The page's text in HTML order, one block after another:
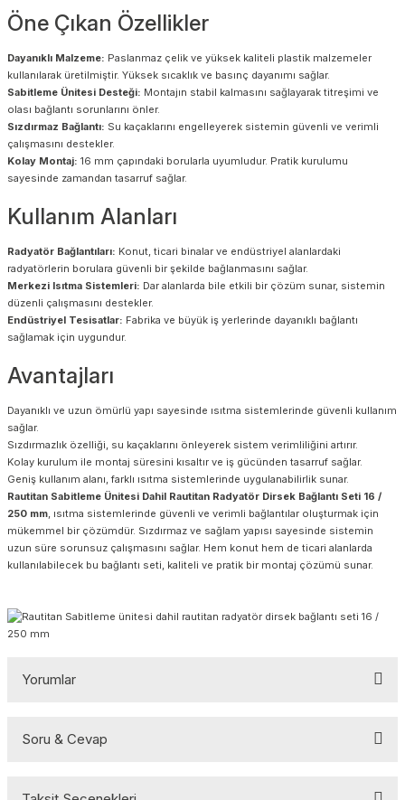
Öne Çıkan Özellikler
Dayanıklı Malzeme: Paslanmaz çelik ve yüksek kaliteli plastik malzemeler
kullanılarak üretilmiştir. Yüksek sıcaklık ve basınç dayanımı sağlar.
Sabitleme Ünitesi Desteği: Montajın stabil kalmasını sağlayarak titreşimi ve
olası bağlantı sorunlarını önler.
Sızdırmaz Bağlantı: Su kaçaklarını engelleyerek sistemin güvenli ve verimli
çalışmasını destekler.
Kolay Montaj: 16 mm çapındaki borularla uyumludur. Pratik kurulumu
sayesinde zamandan tasarruf sağlar.
Kullanım Alanları
Radyatör Bağlantıları: Konut, ticari binalar ve endüstriyel alanlardaki
radyatörlerin borulara güvenli bir şekilde bağlanmasını sağlar.
Merkezi Isıtma Sistemleri: Dar alanlarda bile etkili bir çözüm sunar, sistemin
düzenli çalışmasını destekler.
Endüstriyel Tesisatlar: Fabrika ve büyük iş yerlerinde dayanıklı bağlantı
sağlamak için uygundur.
Avantajları
Dayanıklı ve uzun ömürlü yapı sayesinde ısıtma sistemlerinde güvenli kullanım
sağlar.
Sızdırmazlık özelliği, su kaçaklarını önleyerek sistem verimliliğini artırır.
Kolay kurulum ile montaj süresini kısaltır ve iş gücünden tasarruf sağlar.
Geniş kullanım alanı, farklı ısıtma sistemlerinde uygulanabilirlik sunar.
Rautitan Sabitleme Ünitesi Dahil Rautitan Radyatör Dirsek Bağlantı Seti 16 /
250 mm , ısıtma sistemlerinde güvenli ve verimli bağlantılar oluşturmak için
mükemmel bir çözümdür. Sızdırmaz ve sağlam yapısı sayesinde sistemin
uzun süre sorunsuz çalışmasını sağlar. Hem konut hem de ticari alanlarda
kullanılabilecek bu bağlantı seti, kaliteli ve pratik bir montaj çözümü sunar.
Yorumlar
Soru & Cevap